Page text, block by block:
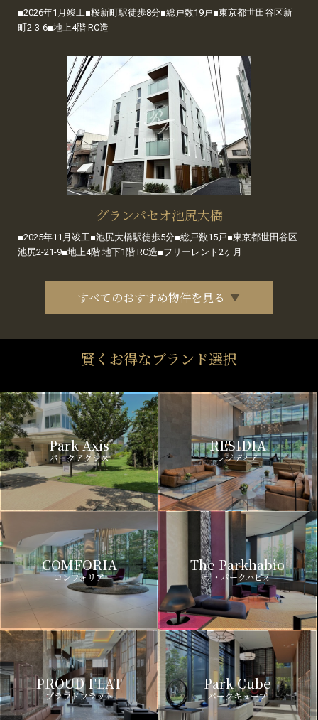
■2026年1月竣工■桜新町駅徒歩8分■総戸数19戸■東京都世田谷区新
町2-3-6■地上4階 RC造
グランパセオ池尻大橋
■2025年11月竣工■池尻大橋駅徒歩5分■総戸数15戸■東京都世田谷区
池尻2-21-9■地上4階 地下1階 RC造■フリーレント2ヶ月
すべてのおすすめ物件を見る
賢くお得なブランド選択
Park Axis
パークアクシス
RESIDIA
レジディア
COMFORIA
コンフォリア
The Parkhabio
ザ・パークハビオ
PROUD FLAT
プラウドフラット
Park Cube
パークキューブ